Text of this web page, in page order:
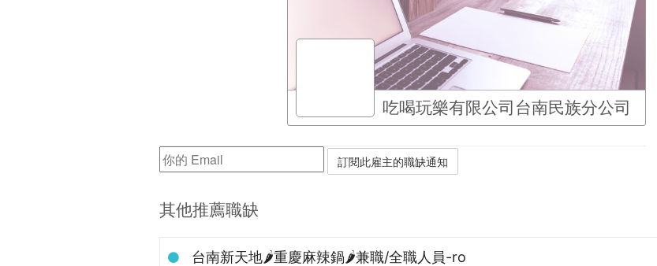
吃喝玩樂有限公司台南民族分公司
其他推薦職缺
台南新天地🌶️重慶麻辣鍋🌶️兼職/全職人員-ro